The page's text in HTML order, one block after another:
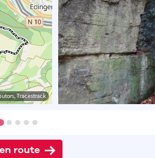
Tracestrack
route